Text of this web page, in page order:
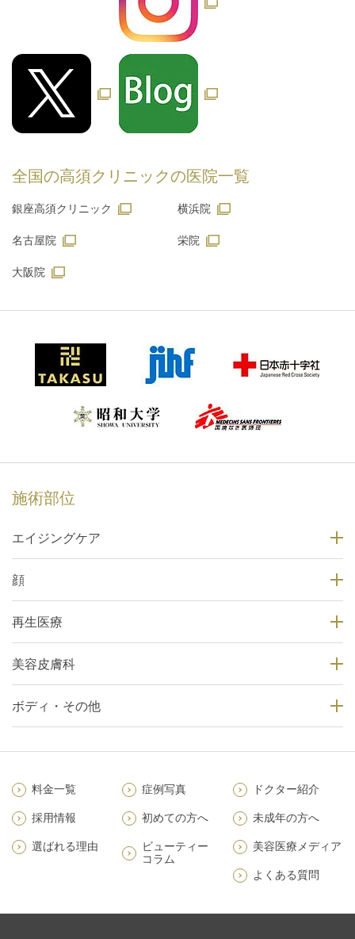
全国の高須クリニックの医院一覧
銀座高須クリニック 横浜院
名古屋院 栄院
大阪院
施術部位
エイジングケア
顔
再生医療
美容皮膚科
ボディ・その他
料金一覧 症例写真 ドクター紹介
採用情報 初めての方へ 未成年の方へ
選ばれる理由
ビューティー
コラム
美容医療メディア
よくある質問